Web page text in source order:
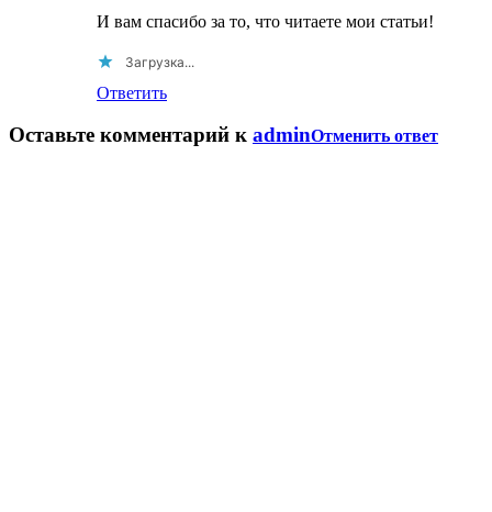
И вам спасибо за то, что читаете мои статьи!
Загрузка...
Ответить
Оставьте комментарий к adminОтменить ответ